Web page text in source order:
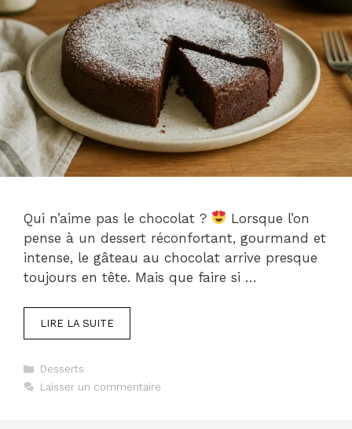
Qui n’aime pas le chocolat ?
Lorsque l’on
pense à un dessert réconfortant, gourmand et
intense, le gâteau au chocolat arrive presque
toujours en tête. Mais que faire si …
LIRE LA SUITE
Catégories
Desserts
Laisser un commentaire